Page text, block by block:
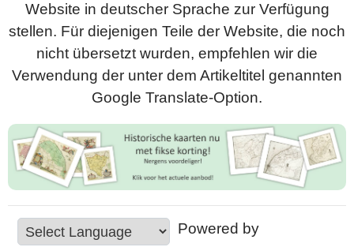
Website in deutscher Sprache zur Verfügung
stellen. Für diejenigen Teile der Website, die noch
nicht übersetzt wurden, empfehlen wir die
Verwendung der unter dem Artikeltitel genannten
Google Translate-Option.
Powered by